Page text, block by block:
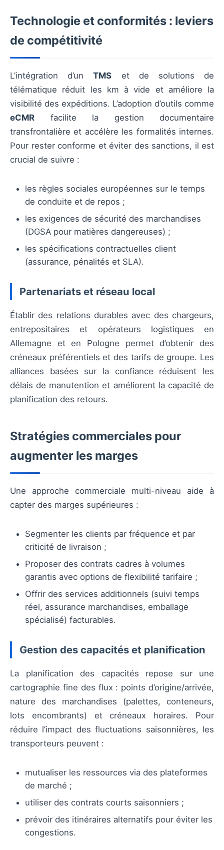
Technologie et conformités : leviers
de compétitivité
L’intégration d’unTMS et de solutions de
télématique réduit les km à vide et améliore la
visibilité des expéditions. L’adoption d’outils comme
eCMR facilite la gestion documentaire
transfrontalière et accélère les formalités internes.
Pour rester conforme et éviter des sanctions, il est
crucial de suivre :
les règles sociales européennes sur le temps
de conduite et de repos ;
les exigences de sécurité des marchandises
(DGSA pour matières dangereuses) ;
les spécifications contractuelles client
(assurance, pénalités et SLA).
Partenariats et réseau local
Établir des relations durables avec des chargeurs,
entrepositaires et opérateurs logistiques en
Allemagne et en Pologne permet d’obtenir des
créneaux préférentiels et des tarifs de groupe. Les
alliances basées sur la confiance réduisent les
délais de manutention et améliorent la capacité de
planification des retours.
Stratégies commerciales pour
augmenter les marges
Une approche commerciale multi-niveau aide à
capter des marges supérieures :
Segmenter les clients par fréquence et par
criticité de livraison ;
Proposer des contrats cadres à volumes
garantis avec options de flexibilité tarifaire ;
Offrir des services additionnels (suivi temps
réel, assurance marchandises, emballage
spécialisé) facturables.
Gestion des capacités et planification
La planification des capacités repose sur une
cartographie fine des flux : points d’origine/arrivée,
nature des marchandises (palettes, conteneurs,
lots encombrants) et créneaux horaires. Pour
réduire l’impact des fluctuations saisonnières, les
transporteurs peuvent :
mutualiser les ressources via des plateformes
de marché ;
utiliser des contrats courts saisonniers ;
prévoir des itinéraires alternatifs pour éviter les
congestions.